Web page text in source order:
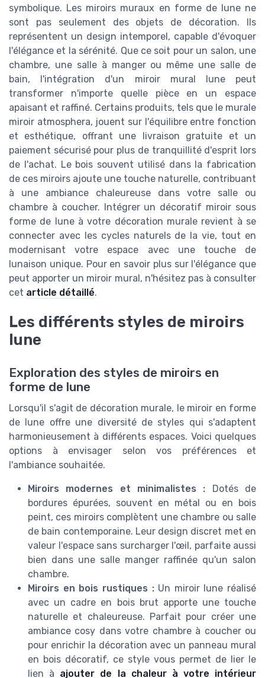
symbolique. Les miroirs muraux en forme de lune ne
sont pas seulement des objets de décoration. Ils
représentent un design intemporel, capable d'évoquer
l'élégance et la sérénité. Que ce soit pour un salon, une
chambre, une salle à manger ou même une salle de
bain, l'intégration d'un miroir mural lune peut
transformer n'importe quelle pièce en un espace
apaisant et raffiné. Certains produits, tels que le murale
miroir atmosphera, jouent sur l'équilibre entre fonction
et esthétique, offrant une livraison gratuite et un
paiement sécurisé pour plus de tranquillité d'esprit lors
de l'achat. Le bois souvent utilisé dans la fabrication
de ces miroirs ajoute une touche naturelle, contribuant
à une ambiance chaleureuse dans votre salle ou
chambre à coucher. Intégrer un décoratif miroir sous
forme de lune à votre décoration murale revient à se
connecter avec les cycles naturels de la vie, tout en
modernisant votre espace avec une touche de
lunaison unique. Pour en savoir plus sur l'élégance que
peut apporter un miroir mural, n'hésitez pas à consulter
cet article détaillé.
Les différents styles de miroirs
lune
Exploration des styles de miroirs en
forme de lune
Lorsqu'il s'agit de décoration murale, le miroir en forme
de lune offre une diversité de styles qui s'adaptent
harmonieusement à différents espaces. Voici quelques
options à envisager selon vos préférences et
l'ambiance souhaitée.
Miroirs modernes et minimalistes : Dotés de
bordures épurées, souvent en métal ou en bois
peint, ces miroirs complètent une chambre ou salle
de bain contemporaine. Leur design discret met en
valeur l'espace sans surcharger l'œil, parfaite aussi
bien dans une salle manger raffinée qu'un salon
chambre.
Miroirs en bois rustiques :Un miroir lune réalisé
avec un cadre en bois brut apporte une touche
naturelle et chaleureuse. Parfait pour créer une
ambiance cosy dans votre chambre à coucher ou
pour enrichir la décoration avec un panneau mural
en bois décoratif, ce style vous permet de lier le
lien à ajouter de la chaleur à votre intérieur